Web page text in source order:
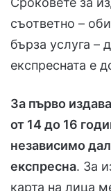
съответно –
бърза услуга –
експресната е
За първо
от 14 до 16
независимо
експресна. За
карта на лица